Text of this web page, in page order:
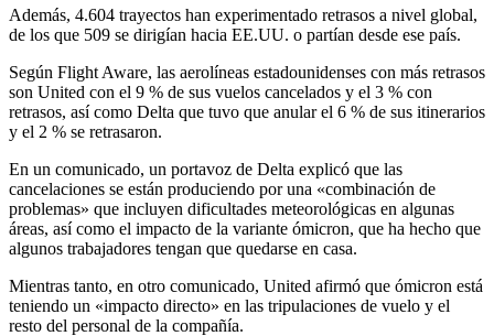
Además, 4.604 trayectos han experimentado retrasos a nivel global,
de los que 509 se dirigían hacia EE.UU. o partían desde ese país.
Según Flight Aware, las aerolíneas estadounidenses con más retrasos
son United con el 9 % de sus vuelos cancelados y el 3 % con
retrasos, así como Delta que tuvo que anular el 6 % de sus itinerarios
y el 2 % se retrasaron.
En un comunicado, un portavoz de Delta explicó que las
cancelaciones se están produciendo por una «combinación de
problemas» que incluyen dificultades meteorológicas en algunas
áreas, así como el impacto de la variante ómicron, que ha hecho que
algunos trabajadores tengan que quedarse en casa.
Mientras tanto, en otro comunicado, United afirmó que ómicron está
teniendo un «impacto directo» en las tripulaciones de vuelo y el
resto del personal de la compañía.